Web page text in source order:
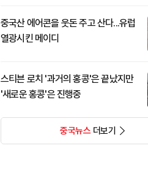
중국산 에어콘을 웃돈 주고 산다...유럽
열광시킨 메이디
스티븐 로치 '과거의 홍콩'은 끝났지만
'새로운 홍콩'은 진행중
중국뉴스더보기